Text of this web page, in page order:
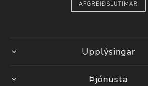
AFGREIÐSLUTÍMAR
Upplýsingar
Þjónusta